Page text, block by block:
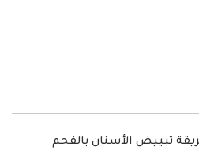
تبييض الأسنان بالفحم